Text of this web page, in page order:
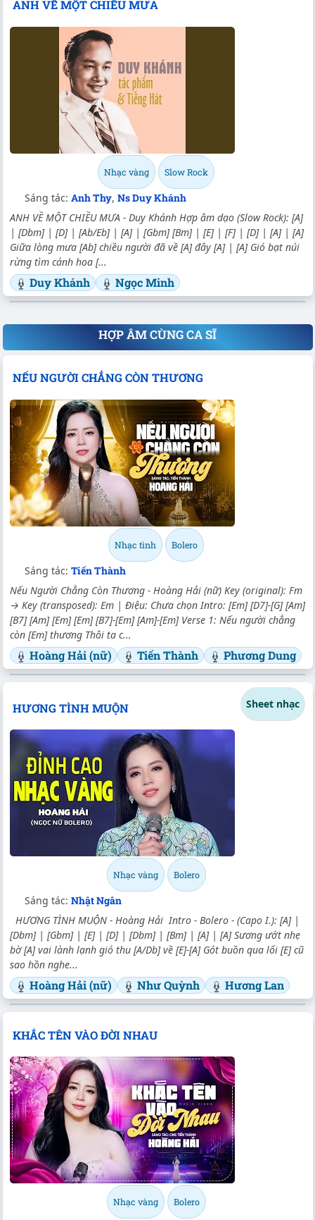
ANH VỀ MỘT CHIỀU MƯA
Nhạc vàng Slow Rock
Sáng tác: Anh Thy, Ns Duy Khánh
ANH VỀ MỘT CHIỀU MƯA - Duy Khánh Hợp âm dạo (Slow Rock): [A]
| [Dbm] | [D] | [Ab/Eb] | [A] | [Gbm] [Bm] | [E] | [F] | [D] | [A] | [A]
Giữa lòng mưa [Ab] chiều người đã về [A] đây [A] | [A] Gió bạt núi
rừng tìm cánh hoa [...
Duy Khánh Ngọc Minh
HỢP ÂM CÙNG CA SĨ
NẾU NGƯỜI CHẲNG CÒN THƯƠNG
Nhạc tình Bolero
Sáng tác: Tiến Thành
Nếu Người Chẳng Còn Thương - Hoàng Hải (nữ) Key (original): Fm
→ Key (transposed): Em | Điệu: Chưa chọn Intro: [Em] [D7]-[G] [Am]
[B7] [Am] [Em] [Em] [B7]-[Em] [Am]-[Em] Verse 1: Nếu người chẳng
còn [Em] thương Thôi ta c...
Hoàng Hải (nữ) Tiến Thành Phương Dung
HƯƠNG TÌNH MUỘN Sheet nhạc
Nhạc vàng Bolero
Sáng tác: Nhật Ngân
HƯƠNG TÌNH MUỘN - Hoàng Hải Intro - Bolero - (Capo I.): [A] |
[Dbm] | [Gbm] | [E] | [D] | [Dbm] | [Bm] | [A] | [A] Sương ướt nhẹ
bờ [A] vai lành lạnh gió thu [A/Db] về [E]-[A] Gót buồn qua lối [E] cũ
sao hồn nghe...
Hoàng Hải (nữ) Như Quỳnh Hương Lan
KHẮC TÊN VÀO ĐỜI NHAU
Nhạc vàng Bolero